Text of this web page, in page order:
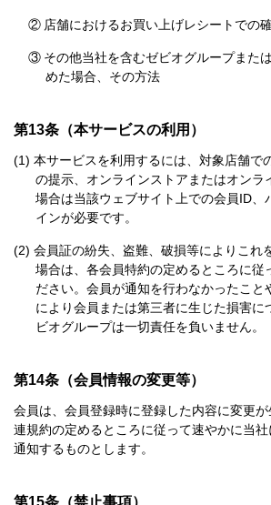
② 店舗におけるお買い上げレシートでの
③ その他当社を含むゼビオグループまた
めた場合、その方法
第13条（本サービスの利用）
本サービスを利用するには、対象店舗で
の提示、オンラインストアまたはオンラ
場合は当該ウェブサイト上での会員ID、
インが必要です。
会員証の紛失、盗難、破損等によりこれ
場合は、各会員特約の定めるところに従
ださい。会員が通知を行わなかったこと
により会員または第三者に生じた損害に
ビオグループは一切責任を負いません。
第14条（会員情報の変更等）
会員は、会員登録時に登録した内容に変更
連規約の定めるところに従って速やかに当
通知するものとします。
第15条（禁止事項）